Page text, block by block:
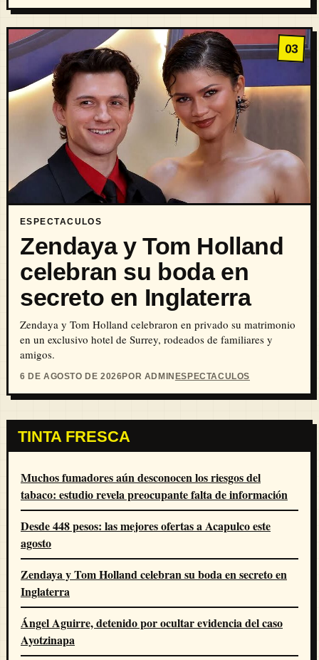
03
ESPECTACULOS
Zendaya y Tom Holland
celebran su boda en
secreto en Inglaterra
Zendaya y Tom Holland celebraron en privado su matrimonio
en un exclusivo hotel de Surrey, rodeados de familiares y
amigos.
6 DE AGOSTO DE 2026POR ADMIN ESPECTACULOS
TINTA FRESCA
Muchos fumadores aún desconocen los riesgos del
tabaco: estudio revela preocupante falta de información
Desde 448 pesos: las mejores ofertas a Acapulco este
agosto
Zendaya y Tom Holland celebran su boda en secreto en
Inglaterra
Ángel Aguirre, detenido por ocultar evidencia del caso
Ayotzinapa